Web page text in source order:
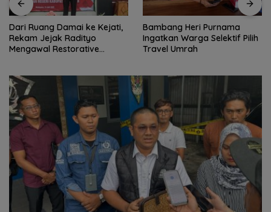
Dari Ruang Damai ke Kejati,
Rekam Jejak Radityo
Mengawal Restorative
Bambang Heri Purnama
Ingatkan Warga Selektif Pilih
Travel Umrah